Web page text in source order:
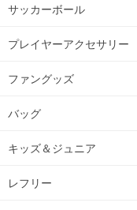
サッカーボール
プレイヤーアクセサリー
ファングッズ
バッグ
キッズ＆ジュニア
レフリー